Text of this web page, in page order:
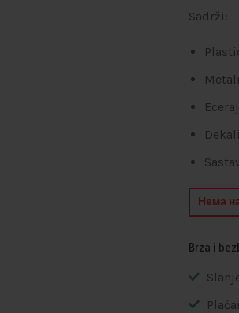
Sadrži:
Eceraj
Dekali
Нема
Brza i